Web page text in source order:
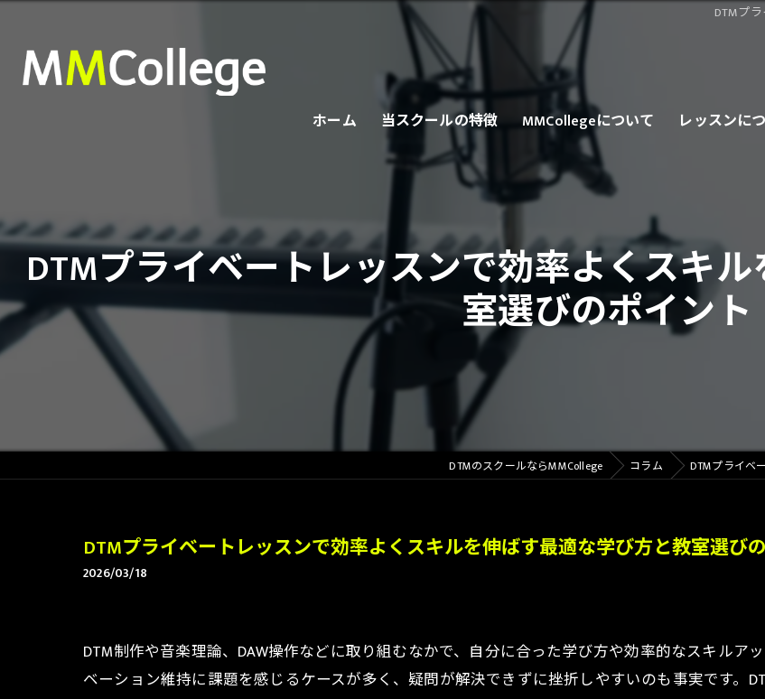
DTMプ
ホーム 当スクールの特徴
社会人
初心者
MMCollegeについて レッスンに
DTMプライベートレッスンで効率よくスキ
室選びのポイント
DTMのスクールならMMCollege コラム DTMプライベ
DTMプライベートレッスンで効率よくスキルを伸ばす最適な学び方と教室選び
2026/03/18
DTM制作や音楽理論、DAW操作などに取り組むなかで、自分に合った学び方や効率的なスキルア
ベーション維持に課題を感じるケースが多く、疑問が解決できずに挫折しやすいのも事実です。